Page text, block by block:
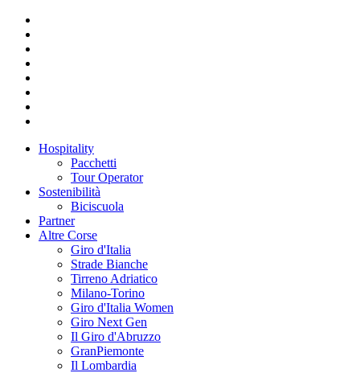
Hospitality
Pacchetti
Tour Operator
Sostenibilità
Biciscuola
Partner
Altre Corse
Giro d'Italia
Strade Bianche
Tirreno Adriatico
Milano-Torino
Giro d'Italia Women
Giro Next Gen
Il Giro d'Abruzzo
GranPiemonte
Il Lombardia